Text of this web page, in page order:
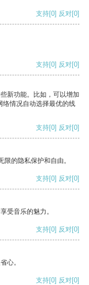
支持[0] 反对[0]
支持[0] 反对[0]
新功能。比如，可以增加
络情况自动选择最优的线
支持[0] 反对[0]
的隐私保护和自由。
支持[0] 反对[0]
受音乐的魅力。
支持[0] 反对[0]
心。
支持[0] 反对[0]